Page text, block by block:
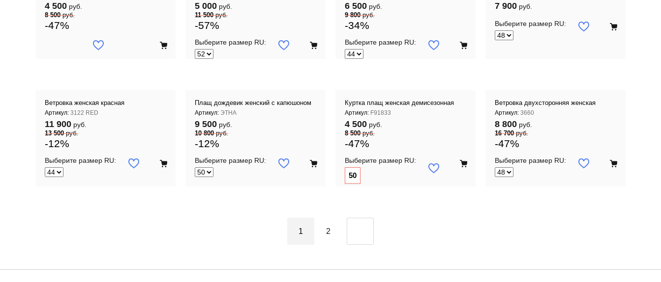
4 500 руб.
8 500руб.
-47%
5 000 руб.
11 500руб.
-57%
Выберите размер RU:
6 500 руб.
9 800руб.
-34%
Выберите размер RU:
7 900 руб.
Выберите размер RU:
Ветровка женская красная
Артикул: 3122 RED
11 900 руб.
13 500руб.
-12%
Выберите размер RU:
Плащ дождевик женский с капюшоном
Артикул: ЭТНА
9 500 руб.
10 800руб.
-12%
Выберите размер RU:
Куртка плащ женская демисезонная
Артикул: F91833
4 500 руб.
8 500руб.
-47%
Выберите размер RU:
50
Ветровка двухсторонняя женская
Артикул: 3660
8 800 руб.
16 700руб.
-47%
Выберите размер RU:
Добавить в корзину
1 2